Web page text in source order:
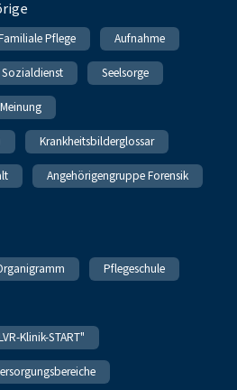
Pflege Aufnahme
Sozialdienst Seelsorge
Krankheitsbilderglossar
Angehörigengruppe Forensik
Pflegeschule
Klinik-START"